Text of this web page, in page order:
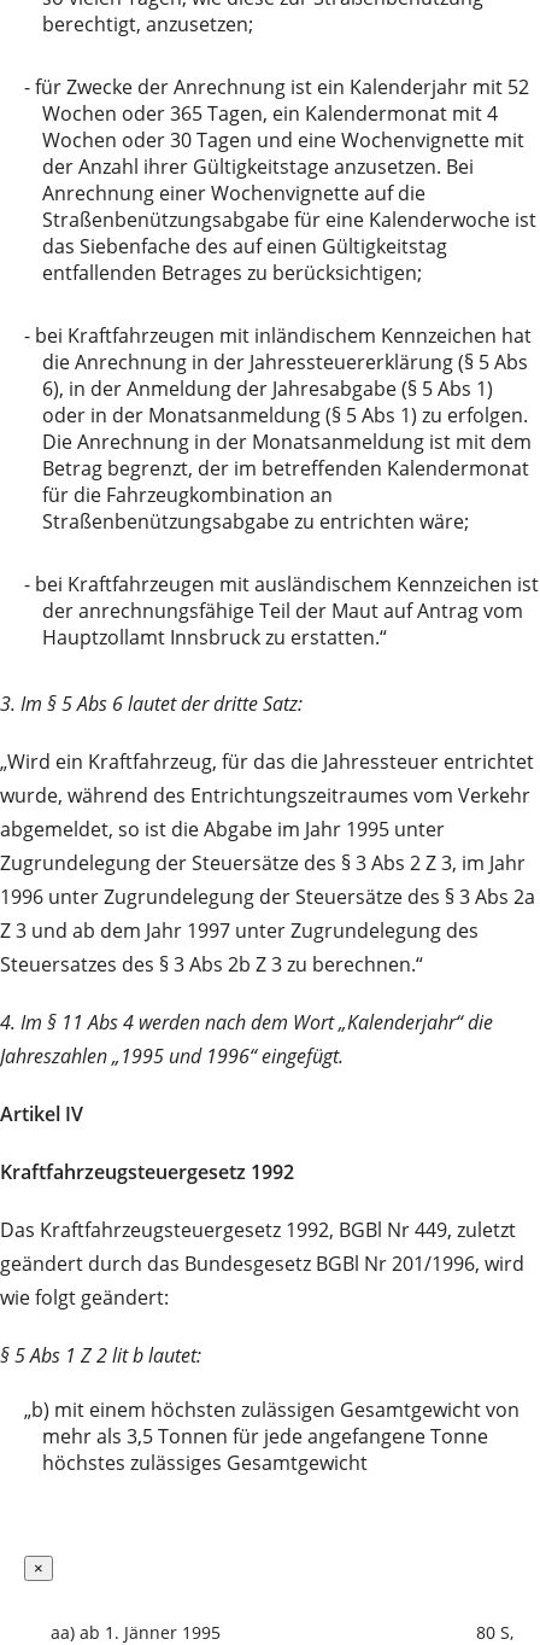
berechtigt, anzusetzen;
-für Zwecke der Anrechnung ist ein Kalenderjahr mit 52
Wochen oder 365 Tagen, ein Kalendermonat mit 4
Wochen oder 30 Tagen und eine Wochenvignette mit
der Anzahl ihrer Gültigkeitstage anzusetzen. Bei
Anrechnung einer Wochenvignette auf die
Straßenbenützungsabgabe für eine Kalenderwoche ist
das Siebenfache des auf einen Gültigkeitstag
entfallenden Betrages zu berücksichtigen;
- bei Kraftfahrzeugen mit inländischem Kennzeichen hat
die Anrechnung in der Jahressteuererklärung (§ 5 Abs
6), in der Anmeldung der Jahresabgabe (§ 5 Abs 1)
oder in der Monatsanmeldung (§ 5 Abs 1) zu erfolgen.
Die Anrechnung in der Monatsanmeldung ist mit dem
Betrag begrenzt, der im betreffenden Kalendermonat
für die Fahrzeugkombination an
Straßenbenützungsabgabe zu entrichten wäre;
- bei Kraftfahrzeugen mit ausländischem Kennzeichen ist
der anrechnungsfähige Teil der Maut auf Antrag vom
Hauptzollamt Innsbruck zu erstatten.“
3. Im § 5 Abs 6 lautet der dritte Satz:
„Wird ein Kraftfahrzeug, für das die Jahressteuer entrichtet
wurde, während des Entrichtungszeitraumes vom Verkehr
abgemeldet, so ist die Abgabe im Jahr 1995 unter
Zugrundelegung der Steuersätze des § 3 Abs 2 Z 3, im Jahr
1996 unter Zugrundelegung der Steuersätze des § 3 Abs 2a
Z 3 und ab dem Jahr 1997 unter Zugrundelegung des
Steuersatzes des § 3 Abs 2b Z 3 zu berechnen.“
4. Im § 11 Abs 4 werden nach dem Wort „Kalenderjahr“ die
Jahreszahlen „1995 und 1996“ eingefügt.
Artikel IV
Kraftfahrzeugsteuergesetz 1992
Das Kraftfahrzeugsteuergesetz 1992, BGBl Nr 449, zuletzt
geändert durch das Bundesgesetz BGBl Nr 201/1996, wird
wie folgt geändert:
§ 5 Abs 1 Z 2 lit b lautet:
„b) mit einem höchsten zulässigen Gesamtgewicht von
mehr als 3,5 Tonnen für jede angefangene Tonne
höchstes zulässiges Gesamtgewicht
×
aa) ab 1. Jänner 1995 80 S,